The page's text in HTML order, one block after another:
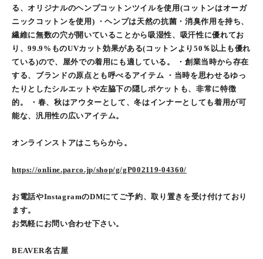
る、オリジナルのヘンプコットンツイルを使用(コットンはオーガ
ニックコットンを使用) ・ヘンプは天然の抗菌・消臭作用を持ち、
繊維に無数の穴が開いていることから吸湿性、吸汗性に優れてお
り、99.9%ものUVカット効果がある(コットンより50％以上も優れ
ている)ので、屋外での着用にも適している。 ・創業当時から存在
する、ブランドの原点とも呼べるアイテム ・当時を思わせるゆっ
たりとしたシルエットや左脇下の隠しポケットも、非常に特徴
的。 ・春、秋はアウターとして、冬はインナーとしても着用が可
能な、汎用性の広いアイテム。
オンラインストアはこちらから。
https://online.parco.jp/shop/g/gP002119-04360/
お電話やInstagramのDMにてご予約、取り置きを受け付けており
ます。
お気軽にお問い合わせ下さい。
BEAVER名古屋